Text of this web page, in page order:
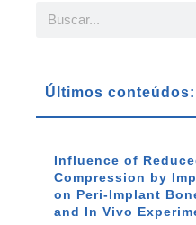
Últimos conteúdos:
Influence of
Compression by
on Peri-Implant
and In Vivo